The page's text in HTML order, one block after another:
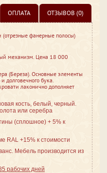
ОПЛАТА ОТЗЫВОВ (0)
фанерные полосы)
механизм. Цена 18 000
(Береза). Основные элементы
долговечного бука.
лаконично дополняет
кость, белый, черный.
или серебра
(сплошное) + 5% к
RAL +15% к стоимости
Мебель производится из
рабочих дней